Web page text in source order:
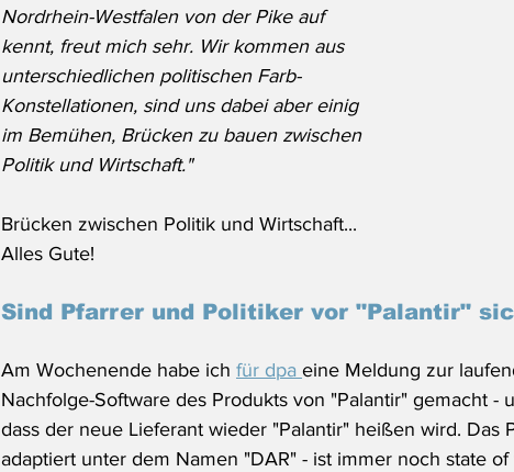
Nordrhein-Westfalen von der Pike auf
kennt, freut mich sehr. Wir kommen aus
unterschiedlichen politischen Farb-
Konstellationen, sind uns dabei aber einig
im Bemühen, Brücken zu bauen zwischen
Politik und Wirtschaft."
Brücken zwischen Politik und Wirtschaft...
Alles Gute!
Sind Pfarrer und Politiker vor "Palantir"
Am Wochenende habe ich für dpa eine Meldung zur
Nachfolge-Software des Produkts von "Palantir" gemacht -
dass der neue Lieferant wieder "Palantir" heißen wird. Das
adaptiert unter dem Namen "DAR" - ist immer noch state